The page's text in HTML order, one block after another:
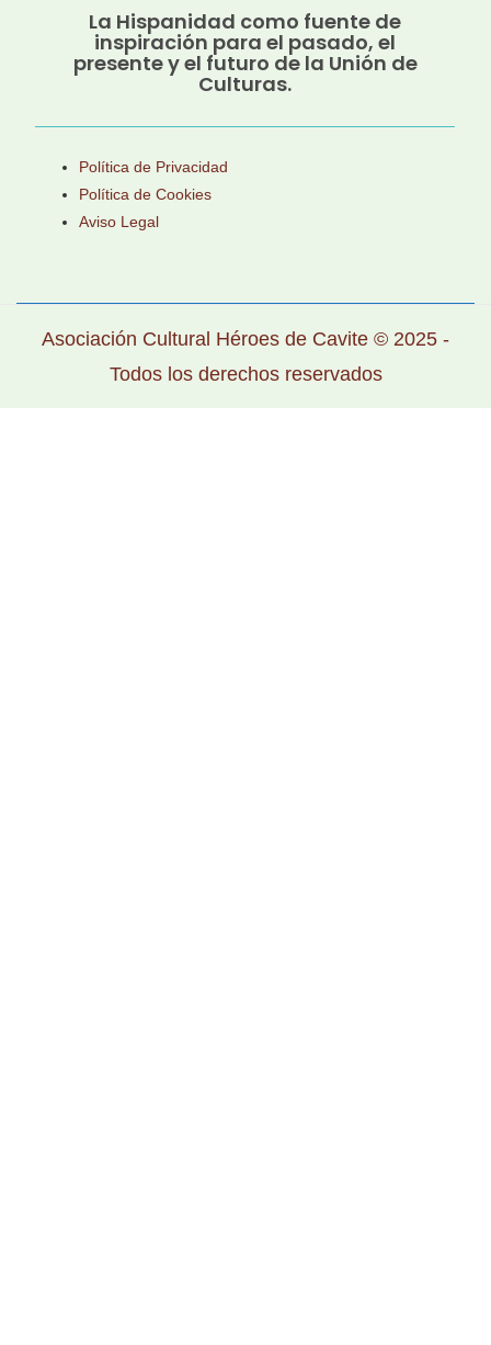
La Hispanidad como fuente de
inspiración para el pasado, el
presente y el futuro de la Unión de
Culturas.
Política de Privacidad
Política de Cookies
Aviso Legal
Asociación Cultural Héroes de Cavite © 2025 -
Todos los derechos reservados